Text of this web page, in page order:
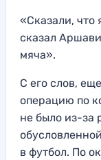
«Сказали, что
сказал
мяча».
С его слов,
операцию по
не было из-за
в футбол. По